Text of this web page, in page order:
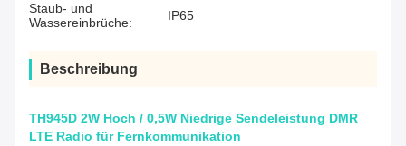
Staub- und
Wassereinbrüche:
IP65
Beschreibung
TH945D 2W Hoch / 0,5W Niedrige Sendeleistung DMR
LTE Radio für Fernkommunikation